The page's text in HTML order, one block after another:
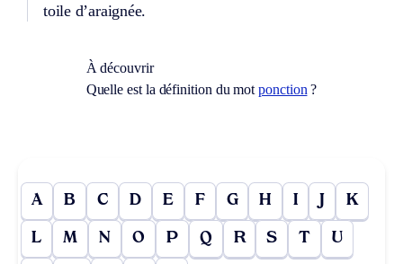
toile d’araignée.
À découvrir
Quelle est la définition du motponction ?
A B C D E F G H I J K
L M N O P Q R S T U